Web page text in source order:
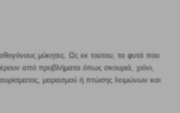
μύκητες. Ως εκ τούτου, τα φυτά που
από προβλήματα όπως σκουριά, χιόνι,
μαρασμού ή πτώσης λειμώνων και